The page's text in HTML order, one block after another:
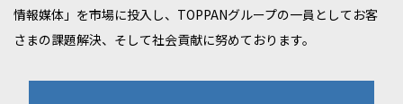
情報媒体」を市場に投入し、TOPPANグループの一員としてお客
さまの課題解決、そして社会貢献に努めております。